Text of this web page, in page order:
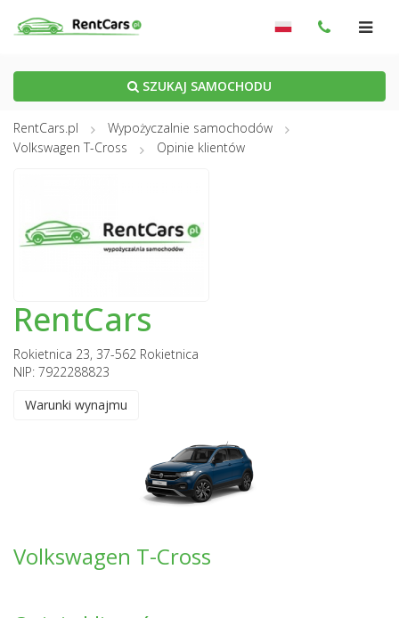
SZUKAJ SAMOCHODU
RentCars.pl
Wypożyczalnie samochodów
Volkswagen T-Cross
Opinie klientów
RentCars
Rokietnica 23, 37-562 Rokietnica
NIP: 7922288823
Warunki wynajmu
Volkswagen T-Cross